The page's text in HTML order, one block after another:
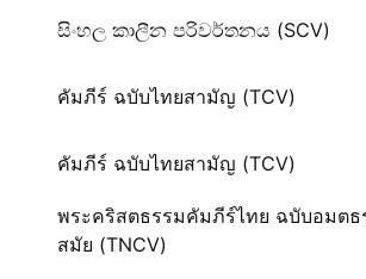
සිංහල කාලීන පරිවර්තනය (SCV)
คัมภีร์ ฉบับไทยสามัญ (TCV)
คัมภีร์ ฉบับไทยสามัญ (TCV)
พระคริสตธรรมคัมภีร์ไทย ฉบับอมตธ
สมัย (TNCV)